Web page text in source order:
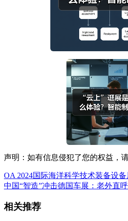
声明：如有信息侵犯了您的权益，
OA 2024国际海洋科学技术装备设
中国“智造”冲击德国车展：老外直
相关推荐